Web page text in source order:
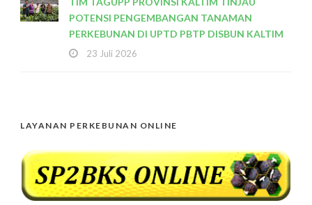
POTENSI PENGEMBANGAN TANAMAN
PERKEBUNAN DI UPTD PBTP DISBUN KALTIM
23 Juli 2026
LAYANAN PERKEBUNAN ONLINE